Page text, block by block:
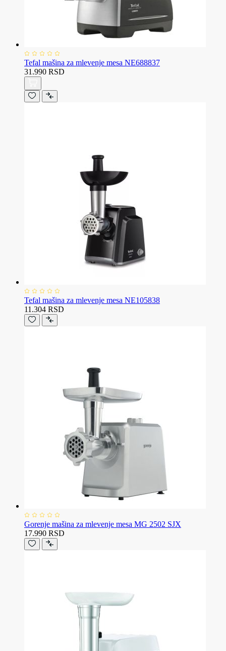
Tefal mašina za mlevenje mesa NE688837
31.990 RSD
Tefal mašina za mlevenje mesa NE105838
11.304 RSD
Gorenje mašina za mlevenje mesa MG 2502 SJX
17.990 RSD